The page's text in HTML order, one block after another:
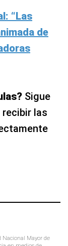
“Las
de
Sigue
recibir las
Nacional Mayor de